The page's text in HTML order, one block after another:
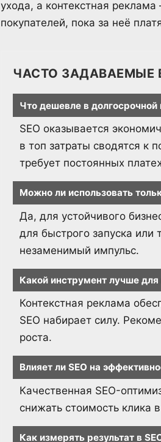
ухода, а контекстная
покупателей, пока за неё
ЧАСТО ЗАДАВАЕМЫЕ
Что дешевле в долгосрочной
SEO оказывается
в топ затраты сводятся к
требует постоянных
Можно ли использовать
Да, для устойчивого
для быстрого запуска или
незаменимый импульс.
Какой инструмент лучше для
Контекстная реклама
SEO набирает силу.
роста.
Влияет ли SEO на
Качественная SEO-
снижать стоимость клика
Как измерять результат в